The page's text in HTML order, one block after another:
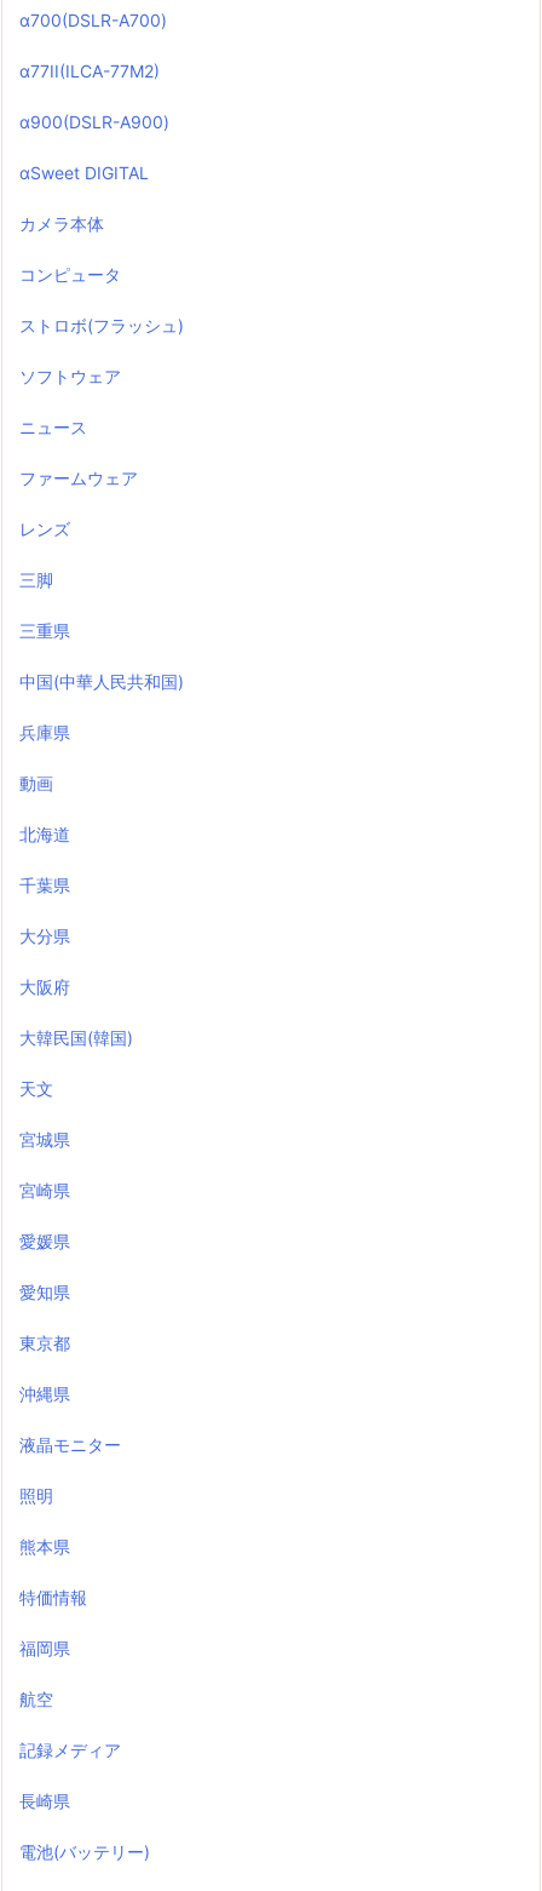
α700(DSLR-A700)
α77II(ILCA-77M2)
α900(DSLR-A900)
αSweet DIGITAL
カメラ本体
コンピュータ
ストロボ(フラッシュ)
ソフトウェア
ニュース
ファームウェア
レンズ
三脚
三重県
中国(中華人民共和国)
兵庫県
動画
北海道
千葉県
大分県
大阪府
大韓民国(韓国)
天文
宮城県
宮崎県
愛媛県
愛知県
東京都
沖縄県
液晶モニター
照明
熊本県
特価情報
福岡県
航空
記録メディア
長崎県
電池(バッテリー)